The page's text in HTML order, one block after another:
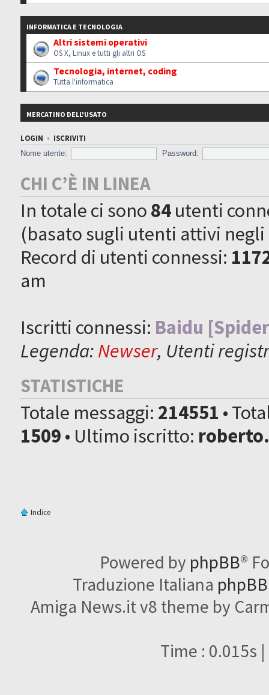
INFORMATICA E TECNOLOGIA
Altri sistemi operativi
OS X, Linux e tutti gli altri OS
Tecnologia, internet, coding
Tutta l'informatica
MERCATINO DELL'USATO
LOGIN • ISCRIVITI
Nome utente:
Password:
CHI C’È IN LINEA
In totale ci sono84utenti
(basato sugli utenti attivi
Record di utenti connessi:
am
Iscritti connessi: Baidu
Legenda:Newser, Utenti
STATISTICHE
Totale messaggi: 214551 •
1509• Ultimo iscritto:
Indice
Powered by phpBB®
Traduzione Italiana
Amiga News.it v8 theme by
Time : 0.015s